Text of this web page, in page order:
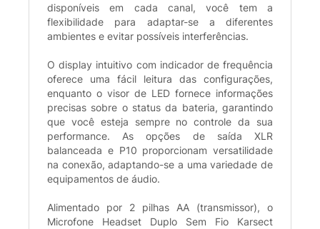
disponíveis em cada canal, você tem a
flexibilidade para adaptar-se a diferentes
ambientes e evitar possíveis interferências.
O display intuitivo com indicador de frequência
oferece uma fácil leitura das configurações,
enquanto o visor de LED fornece informações
precisas sobre o status da bateria, garantindo
que você esteja sempre no controle da sua
performance. As opções de saída XLR
balanceada e P10 proporcionam versatilidade
na conexão, adaptando-se a uma variedade de
equipamentos de áudio.
Alimentado por 2 pilhas AA (transmissor), o
Microfone Headset Duplo Sem Fio Karsect